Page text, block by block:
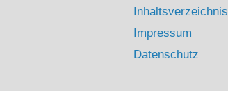
Inhaltsverzeichnis
Impressum
Datenschutz